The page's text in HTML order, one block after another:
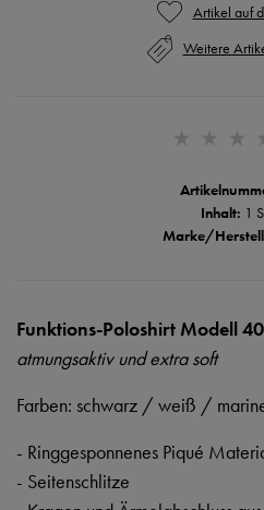
Inhalt: 1
Marke/
Weitere
Funktions-Poloshirt Modell
atmungsaktiv und extra soft
Farben: schwarz / weiß /
- Ringgesponnenes Piqué
- Seitenschlitze